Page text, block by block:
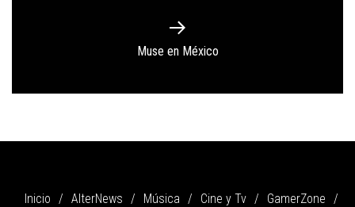
Next
Muse en México
Inicio AlterNews Música Cine y Tv
GamerZone